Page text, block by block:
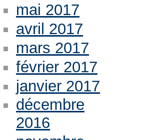
mai 2017
avril 2017
mars 2017
février 2017
janvier 2017
décembre
2016